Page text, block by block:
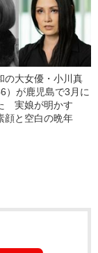
の大女優・小川真
）が鹿児島で3月に
実娘が明かす
顔と空白の晩年